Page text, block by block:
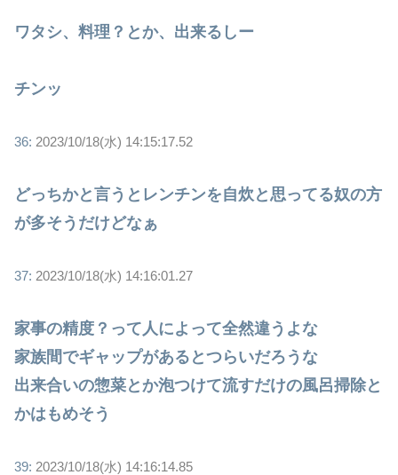
ワタシ、料理？とか、出来るしー
チンッ
36: 2023/10/18(水) 14:15:17.52
どっちかと言うとレンチンを自炊と思ってる奴の方
が多そうだけどなぁ
37: 2023/10/18(水) 14:16:01.27
家事の精度？って人によって全然違うよな
家族間でギャップがあるとつらいだろうな
出来合いの惣菜とか泡つけて流すだけの風呂掃除と
かはもめそう
39: 2023/10/18(水) 14:16:14.85